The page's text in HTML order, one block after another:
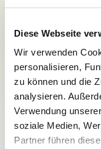
Diese Webseite
Wir verwenden
personalisieren,
zu können und die
analysieren.
Verwendung
soziale Medien,
Partner führen
Login
Funktionen des
E-Mail: